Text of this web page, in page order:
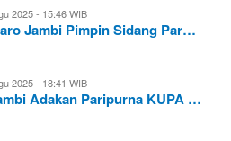
2025 - 15:46 WIB
Jambi Pimpin Sidang Par…
2025 - 18:41 WIB
Adakan Paripurna KUPA …